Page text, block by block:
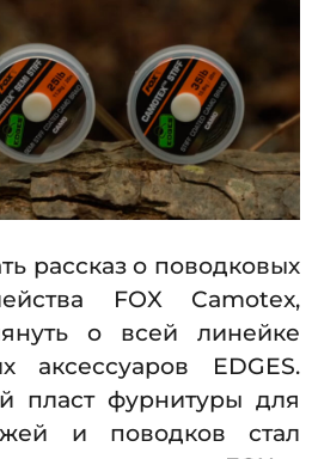
рассказ о поводковых
FOX Camotex,
о всей линейке
аксессуаров EDGES.
пласт фурнитуры для
и поводков стал